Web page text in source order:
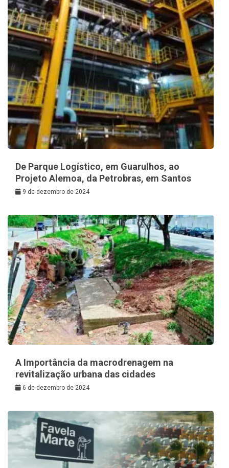
De Parque Logístico, em Guarulhos, ao
Projeto Alemoa, da Petrobras, em Santos
9 de dezembro de 2024
A Importância da macrodrenagem na
revitalização urbana das cidades
6 de dezembro de 2024